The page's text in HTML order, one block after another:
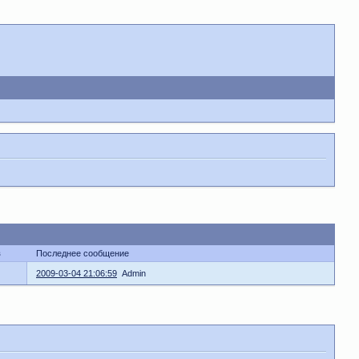
Последнее сообщение
2009-03-04 21:06:59 Admin